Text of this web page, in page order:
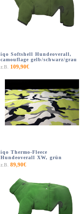
iqo Softshell Hundeoverall,
camouflage gelb/schwarz/grau
z.B.
109,90€
iqo Thermo-Fleece
Hundeoverall XW, grün
z.B. 89,90€